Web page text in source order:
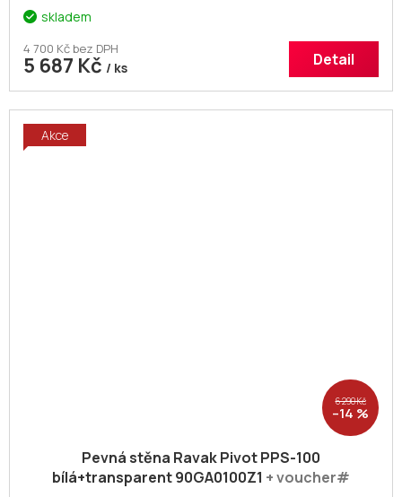
skladem
4 700 Kč bez DPH
5 687 Kč / ks Detail
Akce
6 290 Kč
–14 %
Pevná stěna Ravak Pivot PPS-100
bílá+transparent 90GA0100Z1 + voucher#